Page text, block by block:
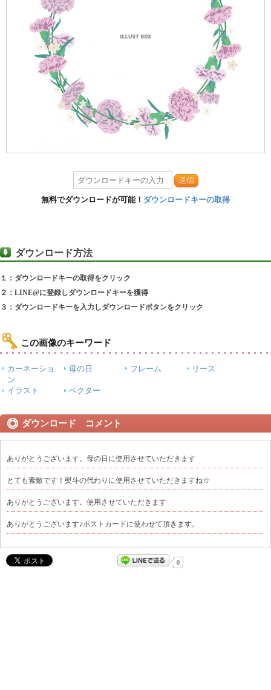
送信
無料でダウンロードが可能！ ダウンロードキーの取得
ダウンロード方法
１：ダウンロードキーの取得をクリック
２：LINE@に登録しダウンロードキーを獲得
３：ダウンロードキーを入力しダウンロードボタンをクリック
この画像のキーワード
カーネーショ
ン
母の日 フレーム リース
イラスト ベクター
ダウンロード コメント
ありがとうございます。母の日に使用させていただきます
とても素敵です！熨斗の代わりに使用させていただきますね☆
ありがとうございます。使用させていただきます
ありがとうございます♪ポストカードに使わせて頂きます。
0